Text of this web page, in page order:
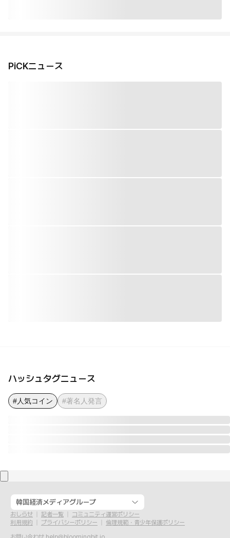
PiCKニュース
ハッシュタグニュース
#人気コイン #著名人発言
韓国経済メディアグループ
おしらせ 記者一覧
コミュニティ運営ポリシー
利用規約
プライバシーポリシー
倫理規範・青少年保護ポリシー